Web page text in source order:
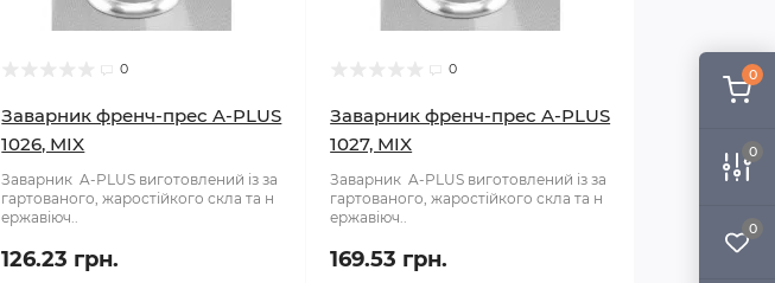
0
0
0
0
Заварник френч-прес A-PLUS
1026, MIX
Заварник A-PLUS виготовлений із за
гартованого, жаростійкого скла та н
ержавіюч..
126.23 грн.
0
Заварник френч-прес A-PLUS
1027, MIX
Заварник A-PLUS виготовлений із за
гартованого, жаростійкого скла та н
ержавіюч..
169.53 грн.